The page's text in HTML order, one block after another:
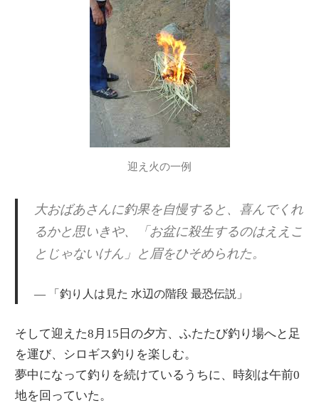
迎え火の一例
大おばあさんに釣果を自慢すると、喜んでくれ
るかと思いきや、「お盆に殺生するのはええこ
とじゃないけん」と眉をひそめられた。
「釣り人は見た 水辺の階段 最恐伝説」
そして迎えた8月15日の夕方、ふたたび釣り場へと足
を運び、シロギス釣りを楽しむ。
夢中になって釣りを続けているうちに、時刻は午前0
地を回っていた。